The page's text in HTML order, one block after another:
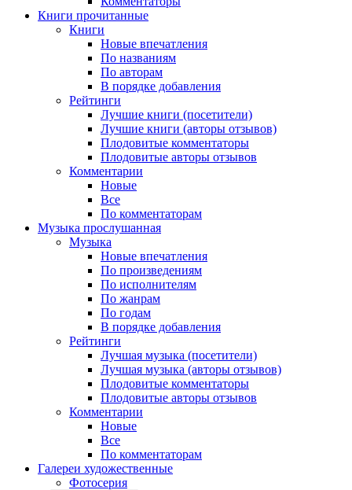
Книги прочитанные
Книги
Новые впечатления
По названиям
По авторам
В порядке добавления
Рейтинги
Лучшие книги (посетители)
Лучшие книги (авторы отзывов)
Плодовитые комментаторы
Плодовитые авторы отзывов
Комментарии
Новые
Все
По комментаторам
Музыка прослушанная
Музыка
Новые впечатления
По произведениям
По исполнителям
По жанрам
По годам
В порядке добавления
Рейтинги
Лучшая музыка (посетители)
Лучшая музыка (авторы отзывов)
Плодовитые комментаторы
Плодовитые авторы отзывов
Комментарии
Новые
Все
По комментаторам
Галереи художественные
Фотосерия